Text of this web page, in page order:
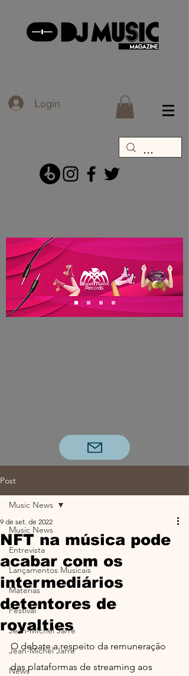
Login
Post
Music News
Entrevista
Lançamentos Musicais
Materias
Festival
Jean-MIchel Jarre
Jean-Michel Jarre
News
Music News
NFT na música pode
acabar com os
intermediários
detentores de
royalties
9 de set. de 2022
O debate a respeito da remuneração
das plataformas de streaming aos